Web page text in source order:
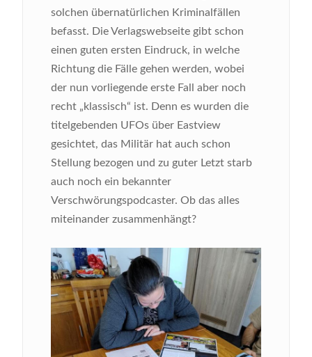
solchen übernatürlichen Kriminalfällen
befasst. Die Verlagswebseite gibt schon
einen guten ersten Eindruck, in welche
Richtung die Fälle gehen werden, wobei
der nun vorliegende erste Fall aber noch
recht „klassisch“ ist. Denn es wurden die
titelgebenden UFOs über Eastview
gesichtet, das Militär hat auch schon
Stellung bezogen und zu guter Letzt starb
auch noch ein bekannter
Verschwörungspodcaster. Ob das alles
miteinander zusammenhängt?
Bild